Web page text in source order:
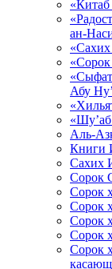
ан-
«Сахих
Абу
Аль-
Книги
Сахих
Сорок
Сорок
Сорок
Сорок
Сорок
Сорок